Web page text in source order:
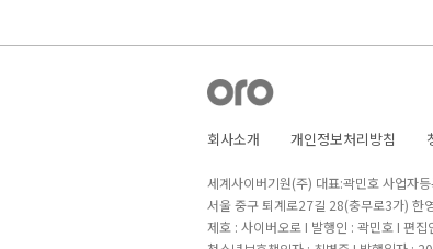
회사소개 개인정보처리방침
세계사이버기원(주) 대표:곽민호 사업
서울 중구 퇴계로27길 28(충무로3가) 한
제호 : 사이버오로 I 발행인 : 곽민호 I 편